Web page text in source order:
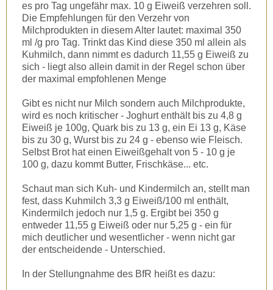
es pro Tag ungefähr max. 10 g Eiweiß verzehren soll.
Die Empfehlungen für den Verzehr von
Milchprodukten in diesem Alter lautet: maximal 350
ml /g pro Tag. Trinkt das Kind diese 350 ml allein als
Kuhmilch, dann nimmt es dadurch 11,55 g Eiweiß zu
sich - liegt also allein damit in der Regel schon über
der maximal empfohlenen Menge
Gibt es nicht nur Milch sondern auch Milchprodukte,
wird es noch kritischer - Joghurt enthält bis zu 4,8 g
Eiweiß je 100g, Quark bis zu 13 g, ein Ei 13 g, Käse
bis zu 30 g, Wurst bis zu 24 g - ebenso wie Fleisch.
Selbst Brot hat einen Eiweißgehalt von 5 - 10 g je
100 g, dazu kommt Butter, Frischkäse... etc.
Schaut man sich Kuh- und Kindermilch an, stellt man
fest, dass Kuhmilch 3,3 g Eiweiß/100 ml enthält,
Kindermilch jedoch nur 1,5 g. Ergibt bei 350 g
entweder 11,55 g Eiweiß oder nur 5,25 g - ein für
mich deutlicher und wesentlicher - wenn nicht gar
der entscheidende - Unterschied.
In der Stellungnahme des BfR heißt es dazu: